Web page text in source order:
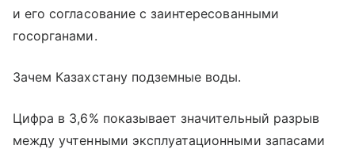
и его согласование с заинтересованными
госорганами.
Зачем Казахстану подземные воды.
Цифра в 3,6% показывает значительный разрыв
между учтенными эксплуатационными запасами